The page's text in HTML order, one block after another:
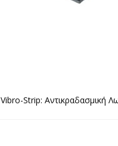
Vibro-Strip: Αντικραδασμική